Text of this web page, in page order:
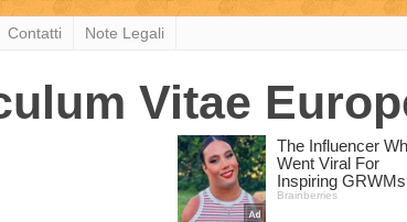
Contatti Note Legali